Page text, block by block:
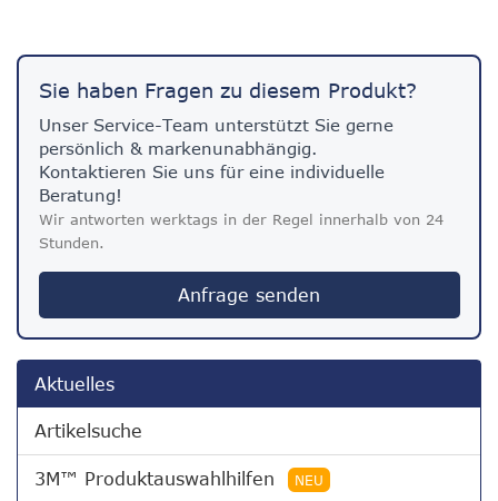
Sie haben Fragen zu diesem Produkt?
Unser Service-Team unterstützt Sie gerne
persönlich & markenunabhängig.
Kontaktieren Sie uns für eine individuelle
Beratung!
Wir antworten werktags in der Regel innerhalb von 24
Stunden.
Anfrage senden
Aktuelles
Artikelsuche
3M™ Produktauswahlhilfen NEU